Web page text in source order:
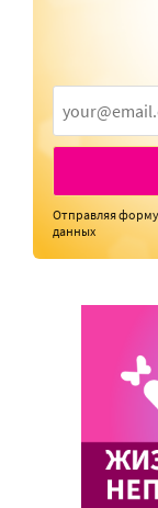
Отправляя
данных